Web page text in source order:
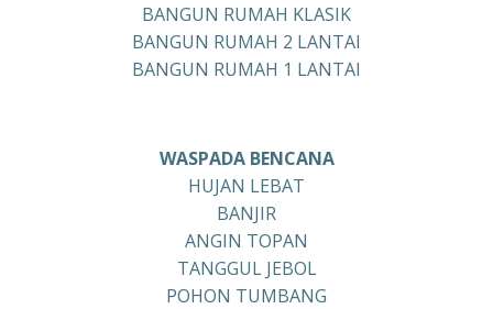
BANGUN RUMAH KLASIK
BANGUN RUMAH 2 LANTAI
BANGUN RUMAH 1 LANTAI
WASPADA BENCANA
HUJAN LEBAT
BANJIR
ANGIN TOPAN
TANGGUL JEBOL
POHON TUMBANG